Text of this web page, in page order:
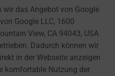
wir das Angebot von Google
Google LLC, 1600
View, CA 94043, USA
Dadurch können wir
in der Webseite anzeigen
komfortable Nutzung der